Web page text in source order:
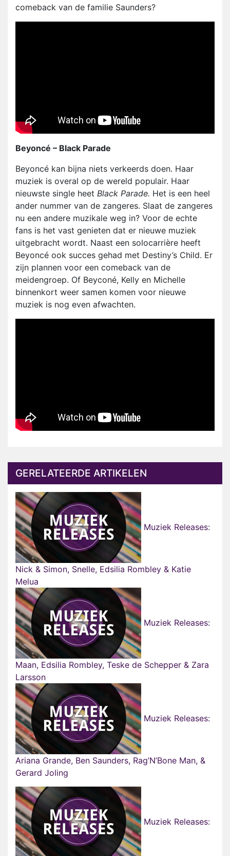
comeback van de familie Saunders?
Beyoncé – Black Parade
Beyoncé kan bijna niets verkeerds doen. Haar
muziek is overal op de wereld populair. Haar
nieuwste single heet Black Parade. Het is een heel
ander nummer van de zangeres. Slaat de zangeres
nu een andere muzikale weg in? Voor de echte
fans is het vast genieten dat er nieuwe muziek
uitgebracht wordt. Naast een solocarrière heeft
Beyoncé ook succes gehad met Destiny’s Child. Er
zijn plannen voor een comeback van de
meidengroep. Of Beyconé, Kelly en Michelle
binnenkort weer samen komen voor nieuwe
muziek is nog even afwachten.
GERELATEERDE ARTIKELEN
Muziek Releases:
Nick & Simon, Snelle, Edsilia Rombley & Katie
Melua
Muziek Releases:
Maan, Edsilia Rombley, Teske de Schepper & Zara
Larsson
Muziek Releases:
Ariana Grande, Ben Saunders, Rag’N’Bone Man, &
Gerard Joling
Muziek Releases: